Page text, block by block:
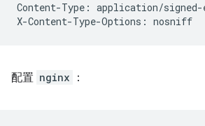
Content-Type: application/signed-
配置 nginx ：